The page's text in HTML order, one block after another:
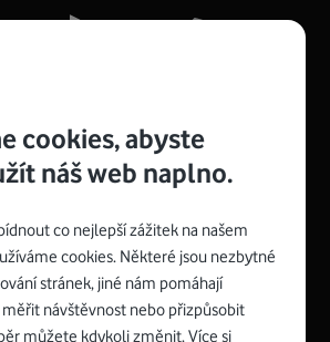
T50B:
jsou 16 x 22 x 7,5 cm (včetně stojánku)
se s Vodafonem
cookies, abyste
náš web naplno.
co nejlepší zážitek na našem
cookies. Některé jsou nezbytné
stránek, jiné nám pomáhají
návštěvnost nebo přizpůsobit
můžete kdykoli změnit. Více si